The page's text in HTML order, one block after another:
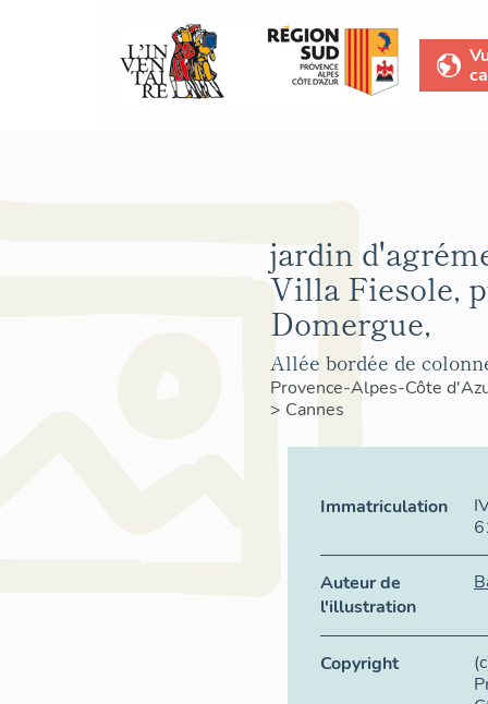
jardin
Villa Fiesole,
Domergue,
Allée bordée de
Provence-Alpes-Côte
> Cannes
Immatriculation
Auteur de
l'illustration
Copyright